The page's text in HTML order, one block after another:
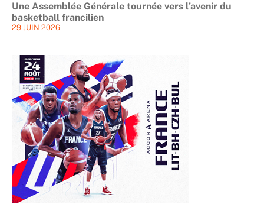
Une Assemblée Générale tournée vers l’avenir du
basketball francilien
29 JUIN 2026